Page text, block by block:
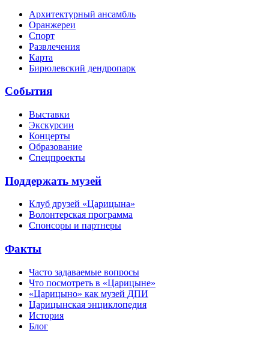
Архитектурный ансамбль
Оранжереи
Спорт
Развлечения
Карта
Бирюлевский дендропарк
События
Выставки
Экскурсии
Концерты
Образование
Спецпроекты
Поддержать музей
Клуб друзей «Царицына»
Волонтерская программа
Спонсоры и партнеры
Факты
Часто задаваемые вопросы
Что посмотреть в «Царицыне»
«Царицыно» как музей ДПИ
Царицынская энциклопедия
История
Блог